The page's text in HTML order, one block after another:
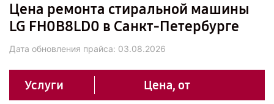
Цена ремонта стиральной машины
LG FH0B8LD0 в Санкт-Петербурге
Дата обновления прайса: 03.08.2026
Услуги Цена, от